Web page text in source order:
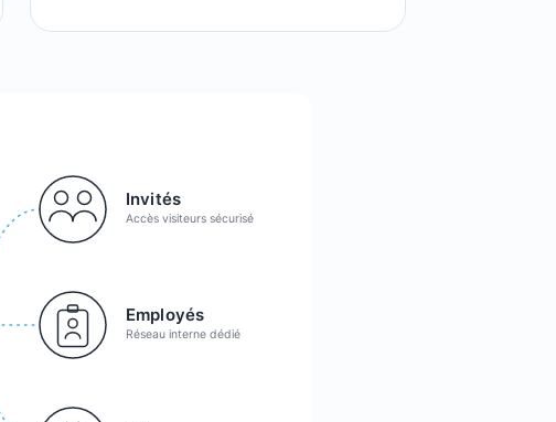
Invités
Accès visiteurs sécurisé
Employés
Réseau interne dédié